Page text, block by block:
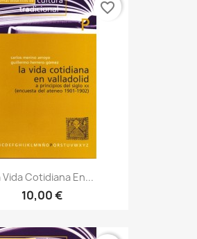
Vida Cotidiana En...
10,00 €
favorite_border